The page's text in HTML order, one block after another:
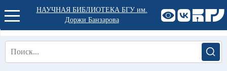
НАУЧНАЯ БИБЛИОТЕКА БГУ им.
Доржи Банзарова